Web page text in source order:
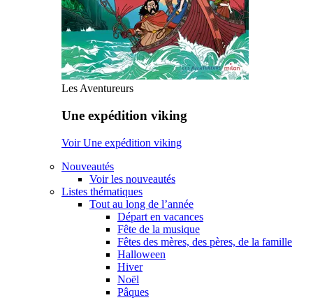
Les Aventureurs
Une expédition viking
Voir Une expédition viking
Nouveautés
Voir les nouveautés
Listes thématiques
Tout au long de l’année
Départ en vacances
Fête de la musique
Fêtes des mères, des pères, de la famille
Halloween
Hiver
Noël
Pâques